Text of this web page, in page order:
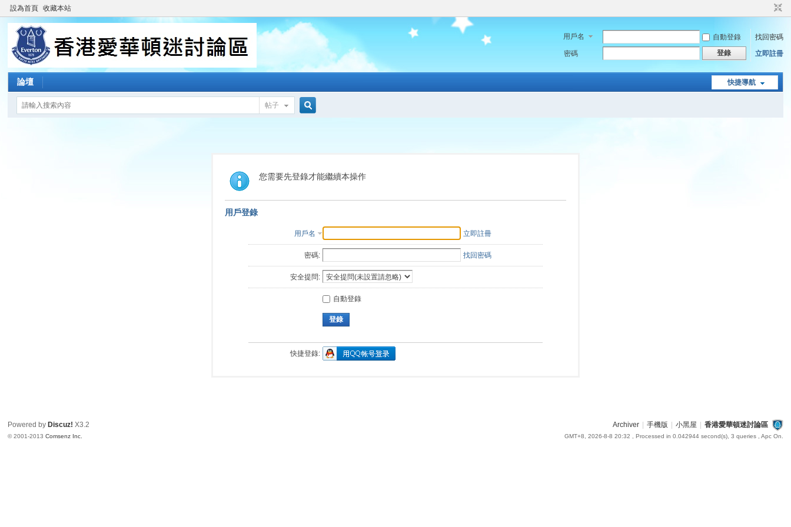
設為首頁 收藏本站
用戶名 自動登錄
找回密碼
密碼
登錄 立即註冊
快捷導航
論壇
帖子
索
您需要先登錄才能繼續本操作
用戶登錄
用戶名 立即註冊
密碼: 找回密碼
安全提問:
自動登錄
登錄
快捷登錄:
Archiver 手機版 小黑屋 香港愛華頓迷討論區
GMT+8, 2026-8-8 20:32 , Processed in 0.042944 second(s), 3 queries , Apc On.
Powered by Discuz! X3.2
© 2001-2013Comsenz Inc.